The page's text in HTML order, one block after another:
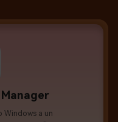
Windows a un